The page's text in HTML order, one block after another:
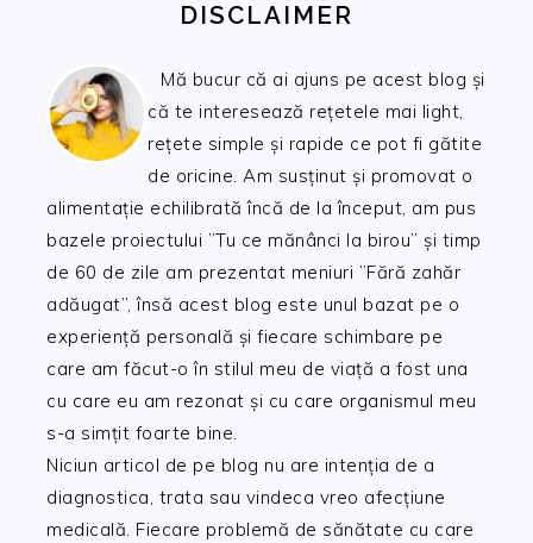
DISCLAIMER
Mă bucur că ai ajuns pe acest blog și
că te interesează rețetele mai light,
rețete simple și rapide ce pot fi gătite
de oricine. Am susținut și promovat o
alimentație echilibrată încă de la început, am pus
bazele proiectului ”Tu ce mănânci la birou” și timp
de 60 de zile am prezentat meniuri ”Fără zahăr
adăugat”, însă acest blog este unul bazat pe o
experiență personală și fiecare schimbare pe
care am făcut-o în stilul meu de viață a fost una
cu care eu am rezonat și cu care organismul meu
s-a simțit foarte bine.
Niciun articol de pe blog nu are intenția de a
diagnostica, trata sau vindeca vreo afecțiune
medicală. Fiecare problemă de sănătate cu care